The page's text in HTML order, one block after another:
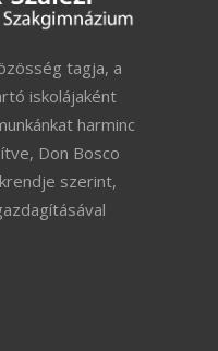
tagja, a
iskolájaként
harminc
Don Bosco
szerint,